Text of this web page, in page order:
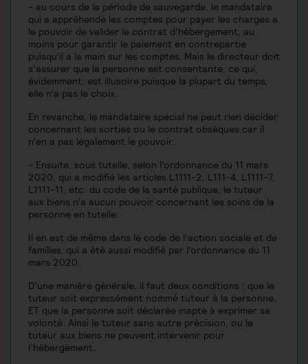
- au cours de la période de sauvegarde, le mandataire
qui a appréhendé les comptes pour payer les charges a
le pouvoir de valider le contrat d’hébergement, au
moins pour garantir le paiement en contrepartie
puisqu’il a la main sur les comptes. Mais le directeur doit
s’assurer que la personne est consentante, ce qui,
évidemment, est illusoire puisque la plupart du temps,
elle n’a pas le choix.
En revanche, le mandataire spécial ne peut rien décider
concernant les sorties ou le contrat obsèques car il
n’en a pas légalement le pouvoir.
- Ensuite, sous tutelle, selon l’ordonnance du 11 mars
2020, qui a modifié les articles L1111-2, L111-4, L1111-7,
L1111-11, etc. du code de la santé publique, le tuteur
aux biens n’a aucun pouvoir concernant les soins de la
personne en tutelle.
Il en est de même dans le code de l’action sociale et de
familles, qui a été aussi modifié par l’ordonnance du 11
mars 2020.
D’une manière générale, il faut deux conditions : que le
tuteur soit expressément nommé tuteur à la personne,
ET que la personne soit déclarée inapte à exprimer sa
volonté. Ainsi le tuteur sans autre précision, ou le
tuteur aux biens ne peuvent intervenir pour
l’hébergement.